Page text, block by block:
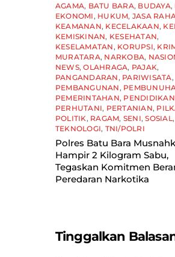
AGAMA, BATU BARA, BUDAYA,
EKONOMI , HUKUM, JASA
KEAMANAN, KECELAKAAN,
KEMISKINAN, KESEHATAN,
KESELAMATAN , KORUPSI,
MURATARA, NARKOBA,
NEWS,OLAHRAGA, PAJAK,
PANGANDARAN , PARIWISATA,
PEMBANGUNAN ,
PEMERINTAHAN, PENDIDIKAN
PERHUTANI, PERTANIAN,
POLITIK , RAGAM, SENI,SOSIAL ,
TEKNOLOGI, TNI/POLRI
Polres Batu Bara
Hampir 2 Kilogram Sabu,
Tegaskan Komitmen
Peredaran Narkotika
Tinggalkan